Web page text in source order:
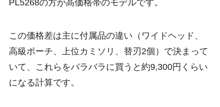
PL5268の方が高価格帯のモデルです。
この価格差は主に付属品の違い（ワイドヘッド、
高級ポーチ、上位カミソリ、替刃2個）で決まって
いて、これらをバラバラに買うと約9,300円くらい
になる計算です。